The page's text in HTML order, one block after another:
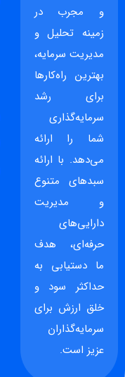
و مجرب در
زمینه تحلیل و
مدیریت سرمایه،
بهترین راه‌کارها
برای رشد
سرمایه‌گذاری
شما را ارائه
می‌دهد. با ارائه
سبدهای متنوع
و مدیریت
دارایی‌های
حرفه‌ای، هدف
ما دستیابی به
حداکثر سود و
خلق ارزش برای
سرمایه‌گذاران
عزیز است.